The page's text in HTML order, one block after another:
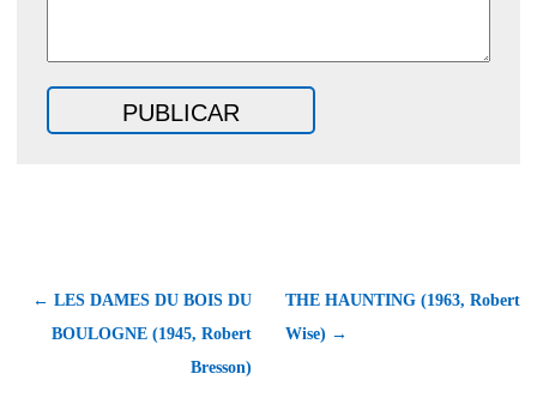
← LES DAMES DU BOIS DU
BOULOGNE (1945, Robert
Bresson)
THE HAUNTING (1963, Robert
Wise) →